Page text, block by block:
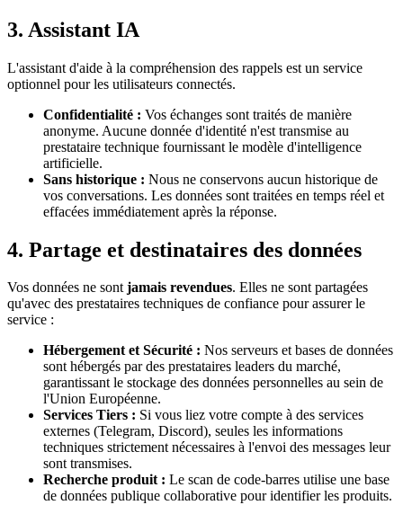
3. Assistant IA
L'assistant d'aide à la compréhension des rappels est un service
optionnel pour les utilisateurs connectés.
Confidentialité : Vos échanges sont traités de manière
anonyme. Aucune donnée d'identité n'est transmise au
prestataire technique fournissant le modèle d'intelligence
artificielle.
Sans historique : Nous ne conservons aucun historique de
vos conversations. Les données sont traitées en temps réel et
effacées immédiatement après la réponse.
4. Partage et destinataires des données
Vos données ne sontjamais revendues. Elles ne sont partagées
qu'avec des prestataires techniques de confiance pour assurer le
service :
Hébergement et Sécurité : Nos serveurs et bases de données
sont hébergés par des prestataires leaders du marché,
garantissant le stockage des données personnelles au sein de
l'Union Européenne.
Services Tiers : Si vous liez votre compte à des services
externes (Telegram, Discord), seules les informations
techniques strictement nécessaires à l'envoi des messages leur
sont transmises.
Recherche produit : Le scan de code-barres utilise une base
de données publique collaborative pour identifier les produits.